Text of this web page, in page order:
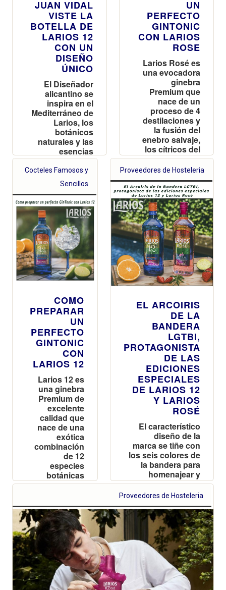
JUAN VIDAL
VISTE LA
BOTELLA DE
LARIOS 12
CON UN
DISEÑO
ÚNICO
El Diseñador
alicantino se
inspira en el
Mediterráneo de
Larios, los
botánicos
naturales y las
esencias
cítricas de esta
ginebra
Premium para la
creación de una
edición limitada
y numerada
UN
PERFECTO
GINTONIC
CON LARIOS
ROSE
Larios Rosé es
una evocadora
ginebra
Premium que
nace de un
proceso de 4
destilaciones y
la fusión del
enebro salvaje,
los cítricos del
Mediterráneo y
un intenso
aroma a fresas
Cocteles Famosos y
Sencillos
COMO
PREPARAR
UN
PERFECTO
GINTONIC
CON
LARIOS 12
Larios 12 es
una ginebra
Premium de
excelente
calidad que
nace de una
exótica
combinación
de 12
especies
botánicas
extraídas
de la
naturaleza, en
5
destilaciones
Proveedores de Hosteleria
EL ARCOIRIS
DE LA
BANDERA
LGTBI,
PROTAGONISTA
DE LAS
EDICIONES
ESPECIALES
DE LARIOS 12
Y LARIOS
ROSÉ
El característico
diseño de la
marca se tiñe con
los seis colores de
la bandera para
homenajear y
llenar de "Espíritu
Mediterráneo" una
de las festividades
más esperadas
para los meses de
junio y julio
Proveedores de Hosteleria